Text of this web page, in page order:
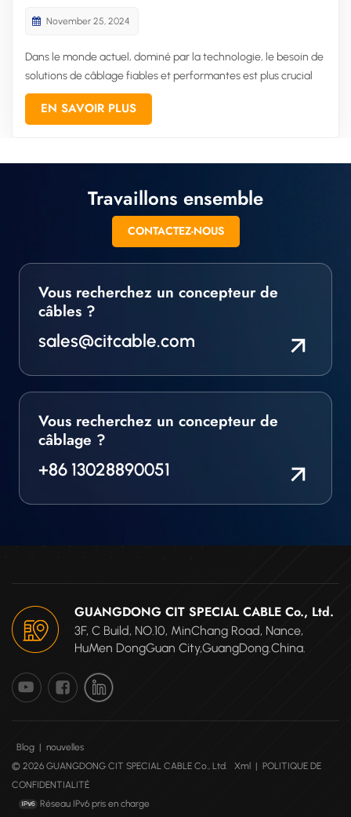
November 25, 2024
Dans le monde actuel, dominé par la technologie, le besoin de
solutions de câblage fiables et performantes est plus crucial
que jamais. Que ce soit pour des applications industrielles,
commerciales ou grand public, l'importance de disposer de
EN SAVOIR PLUS
Travaillons ensemble
CONTACTEZ-NOUS
Vous recherchez un concepteur de
câbles ?
sales@citcable.com
Vous recherchez un concepteur de
câblage ?
+86 13028890051
GUANGDONG CIT SPECIAL CABLE Co., Ltd.
3F, C Build, NO.10, MinChang Road, Nance,
HuMen DongGuan City,GuangDong.China.
Blog | nouvelles
© 2026 GUANGDONG CIT SPECIAL CABLE Co., Ltd.
Xml | POLITIQUE DE
CONFIDENTIALITÉ
Réseau IPv6 pris en charge